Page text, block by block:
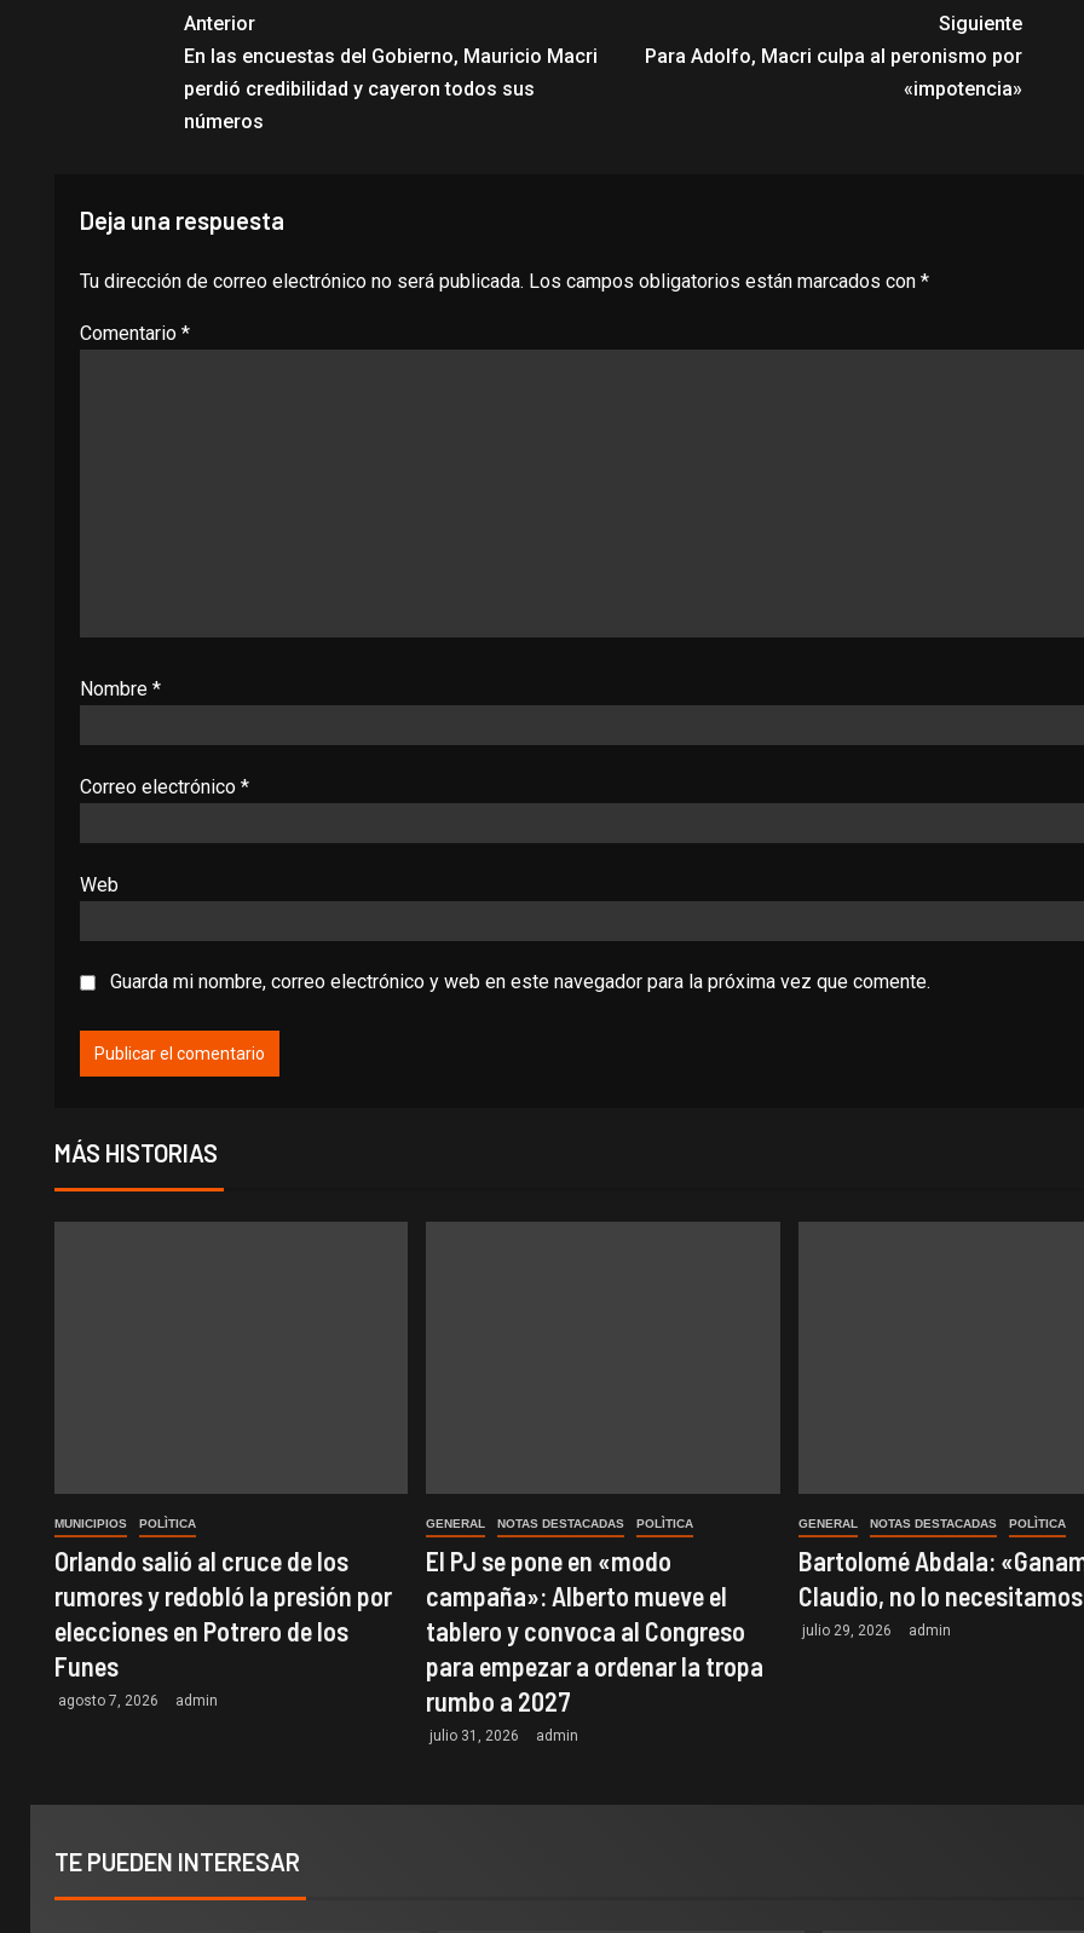
Anterior
En las encuestas del Gobierno, Mauricio Macri
perdió credibilidad y cayeron todos sus
números
Siguiente
Para Adolfo, Macri culpa al peronismo por
«impotencia»
Deja una respuesta
Tu dirección de correo electrónico no será publicada. Los campos obligatorios están marcados con *
Comentario *
Nombre *
Correo electrónico *
Web
Guarda mi nombre, correo electrónico y web en este navegador para la próxima vez que comente.
MÁS HISTORIAS
MUNICIPIOS POLÌTICA
Orlando salió al cruce de los
rumores y redobló la presión por
elecciones en Potrero de los
Funes
agosto 7, 2026 admin
GENERAL NOTAS DESTACADAS POLÌTICA
El PJ se pone en «modo
campaña»: Alberto mueve el
tablero y convoca al Congreso
para empezar a ordenar la tropa
rumbo a 2027
julio 31, 2026 admin
GENERAL NOTAS DESTACADAS POLÌTICA
Bartolomé Abdala:
Claudio, no lo
julio 29, 2026 admin
TE PUEDEN INTERESAR